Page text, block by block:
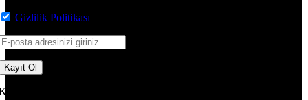
Gizlilik Politikası